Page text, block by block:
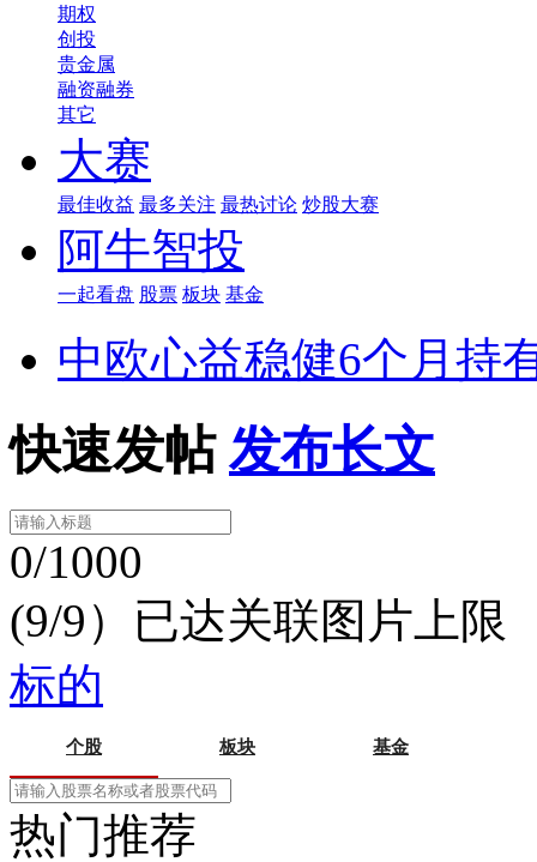
期权
创投
贵金属
融资融券
其它
大赛
最佳收益 最多关注 最热讨论 炒股大赛
阿牛智投
一起看盘 股票 板块 基金
中欧心益稳健6个月持
快速发帖 发布长文
0/1000
(9/9）已达关联图片上限
标的
个股 板块 基金
热门推荐